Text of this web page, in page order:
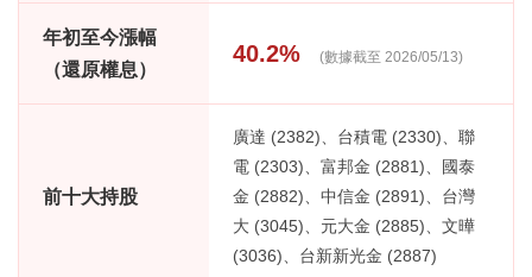
年初至今漲幅
（還原權息）
40.2% (數據截至 2026/05/13)
前十大持股
廣達 (2382)、台積電 (2330)、聯
電 (2303)、富邦金 (2881)、國泰
金 (2882)、中信金 (2891)、台灣
大 (3045)、元大金 (2885)、文曄
(3036)、台新新光金 (2887)